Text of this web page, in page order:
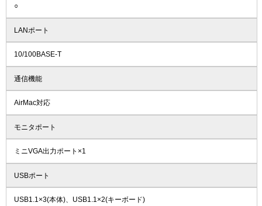
○
LANポート
10/100BASE-T
通信機能
AirMac対応
モニタポート
ミニVGA出力ポート×1
USBポート
USB1.1×3(本体)、USB1.1×2(キーボード)